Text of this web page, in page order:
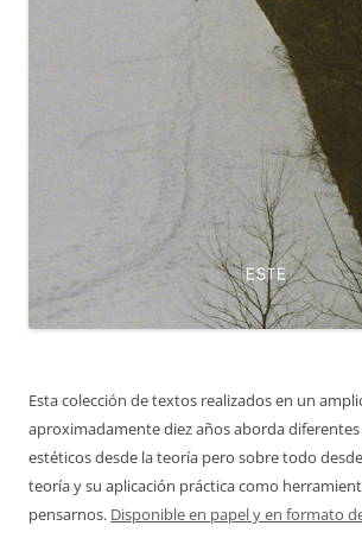
Esta colección de textos realizados en un
aproximadamente diez años aborda
estéticos desde la teoría pero sobre todo
teoría y su aplicación práctica como
pensarnos. Disponible en papel y en formato